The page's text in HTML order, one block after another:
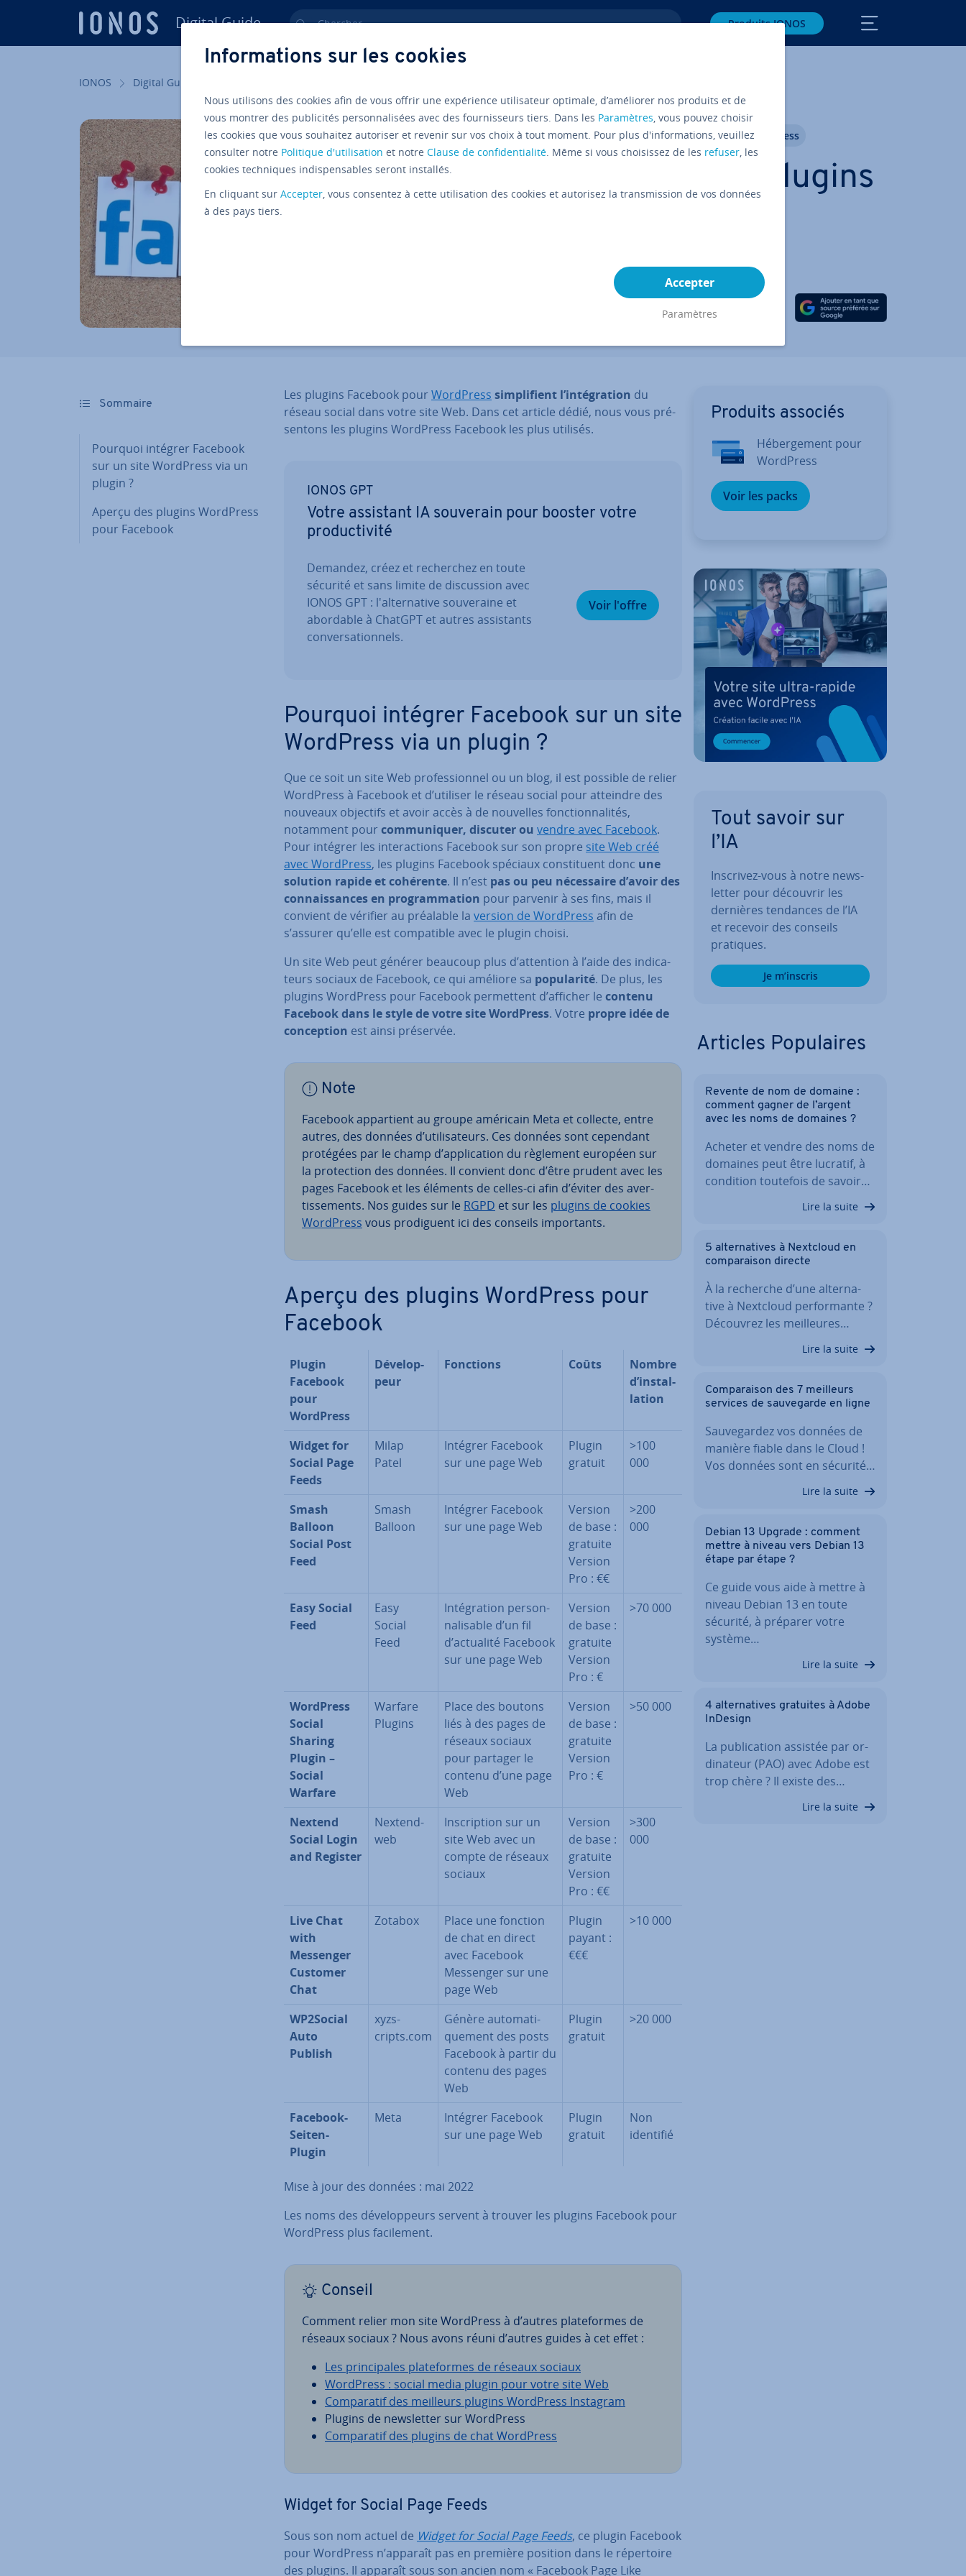
Digital Guide Chercher Produits IONOS
IONOS Digital Guide
Com­pa­rai­son des plugins
Facebook
Partager sur Facebook
Partager sur Twitter
Partager sur LinkedIn
Facebook Com­pa­ra­tif Wordpress Ex­ten­sions WordPress
Sommaire
Pourquoi intégrer Facebook
sur un site WordPress via un
plugin ?
Aperçu des plugins WordPress
pour Facebook
Les plugins Facebook pour WordPress sim­pli­fient l’in­té­gra­tion du
réseau social dans votre site Web. Dans cet article dédié, nous vous pré­
sen­tons les plugins WordPress Facebook les plus utilisés.
IONOS GPT
Votre assistant IA souverain pour booster votre
pro­duc­ti­vité
Demandez, créez et re­cher­chez en toute
sécurité et sans limite de dis­cus­sion avec
IONOS GPT : l'al­ter­na­tive sou­ve­raine et
abordable à ChatGPT et autres as­sis­tants
con­ver­sa­tion­nels.
Voir l'offre
Pourquoi intégrer Facebook sur un site
WordPress via un plugin ?
Que ce soit un site Web pro­fes­sion­nel ou un blog, il est possible de relier
WordPress à Facebook et d’utiliser le réseau social pour atteindre des
nouveaux objectifs et avoir accès à de nouvelles fonc­tion­na­li­tés,
notamment pour com­mu­ni­quer, discuter ou vendre avec Facebook.
Pour intégrer les in­te­rac­tions Facebook sur son propre site Web créé
avec WordPress, les plugins Facebook spéciaux cons­ti­tuent donc une
solution rapide et cohérente. Il n’est pas ou peu né­ces­saire d’avoir des
con­nais­sances en pro­gram­ma­tion pour parvenir à ses fins, mais il
convient de vérifier au préalable la version de WordPress afin de
s’assurer qu’elle est com­pa­tible avec le plugin choisi.
Un site Web peut générer beaucoup plus d’attention à l’aide des in­di­ca­
teurs sociaux de Facebook, ce qui améliore sa po­pu­la­rité. De plus, les
plugins WordPress pour Facebook per­met­tent d’afficher le contenu
Facebook dans le style de votre site WordPress. Votre propre idée de
con­cep­tion est ainsi préservée.
Note
Facebook ap­par­tient au groupe américain Meta et collecte, entre
autres, des données d’uti­li­sa­teurs. Ces données sont cependant
protégées par le champ d’ap­pli­ca­tion du règlement européen sur
la pro­tec­tion des données. Il convient donc d’être prudent avec les
pages Facebook et les éléments de celles-ci afin d’éviter des aver­
tis­se­ments. Nos guides sur le RGPD et sur les plugins de cookies
WordPress vous pro­di­guent ici des conseils im­por­tants.
Aperçu des plugins WordPress pour
Facebook
Plugin
Facebook
pour
WordPress
Dé­ve­lop­
peur
Fonctions Coûts
Nombre
d’ins­tal­
la­tion
Widget for
Social Page
Feeds
Milap
Patel
Intégrer Facebook
sur une page Web
Plugin
gratuit
>100
000
Smash
Balloon
Social Post
Feed
Smash
Balloon
Intégrer Facebook
sur une page Web
Version
de base :
gratuite
Version
Pro : €€
>200
000
Easy Social
Feed
Easy
Social
Feed
In­té­gra­tion per­son­
na­li­sable d’un fil
d’actualité Facebook
sur une page Web
Version
de base :
gratuite
Version
Pro : €
>70 000
WordPress
Social
Sharing
Plugin –
Social
Warfare
Warfare
Plugins
Place des boutons
liés à des pages de
réseaux sociaux
pour partager le
contenu d’une page
Web
Version
de base :
gratuite
Version
Pro : €
>50 000
Nextend
Social Login
and Register
Nex­tend­
web
Ins­crip­tion sur un
site Web avec un
compte de réseaux
sociaux
Version
de base :
gratuite
Version
Pro : €€
>300
000
Live Chat
with
Messenger
Customer
Chat
Zotabox
Place une fonction
de chat en direct
avec Facebook
Messenger sur une
page Web
Plugin
payant :
€€€
>10 000
WP2Social
Auto
Publish
xyzs­
cripts.com
Génère au­to­ma­ti­
que­ment des posts
Facebook à partir du
contenu des pages
Web
Plugin
gratuit
>20 000
Facebook-
Seiten-
Plugin
Meta
Intégrer Facebook
sur une page Web
Plugin
gratuit
Non
identifié
Mise à jour des données : mai 2022
Les noms des dé­ve­lop­peurs servent à trouver les plugins Facebook pour
WordPress plus fa­ci­le­ment.
Conseil
Comment relier mon site WordPress à d’autres pla­te­formes de
réseaux sociaux ? Nous avons réuni d’autres guides à cet effet :
Les prin­ci­pales pla­te­formes de réseaux sociaux
WordPress : social media plugin pour votre site Web
Com­pa­ra­tif des meilleurs plugins WordPress Instagram
Plugins de news­let­ter sur WordPress
Com­pa­ra­tif des plugins de chat WordPress
Widget for Social Page Feeds
Sous son nom actuel de Widget for Social Page Feeds, ce plugin Facebook
pour WordPress n’apparaît pas en première position dans le ré­per­toire
des plugins. Il apparaît sous son ancien nom « Facebook Page Like
Produits associés
Hé­ber­ge­ment pour
WordPress
Voir les packs
Tout savoir sur
l’IA
Inscrivez-vous à notre news­
let­ter pour découvrir les
dernières tendances de l’IA
et recevoir des conseils
pratiques.
Je m’inscris
Articles Po­pu­laires
Revente de nom de domaine :
comment gagner de l’argent
avec les noms de domaines ?
Acheter et vendre des noms de
domaines peut être lucratif, à
condition toutefois de savoir…
Lire la suite
5 al­ter­na­tives à Nextcloud en
com­pa­rai­son directe
À la recherche d’une al­ter­na­
tive à Nextcloud per­for­mante ?
Découvrez les meil­leures…
Lire la suite
Com­pa­rai­son des 7 meilleurs
services de sau­ve­garde en ligne
Sau­ve­gar­dez vos données de
manière fiable dans le Cloud !
Vos données sont en sécurité…
Lire la suite
Debian 13 Upgrade : comment
mettre à niveau vers Debian 13
étape par étape ?
Ce guide vous aide à mettre à
niveau Debian 13 en toute
sécurité, à préparer votre
système…
Lire la suite
4 al­ter­na­tives gratuites à Adobe
InDesign
La pu­bli­ca­tion assistée par or­
di­na­teur (PAO) avec Adobe est
trop chère ? Il existe des…
Lire la suite
Informations sur les cookies
Nous utilisons des cookies afin de vous offrir une expérience utilisateur optimale, d’améliorer nos produits et de
vous montrer des publicités personnalisées avec des fournisseurs tiers. Dans les Paramètres, vous pouvez choisir
les cookies que vous souhaitez autoriser et revenir sur vos choix à tout moment. Pour plus d'informations, veuillez
consulter notre Politique d'utilisation et notre Clause de confidentialité. Même si vous choisissez de les refuser, les
cookies techniques indispensables seront installés.
En cliquant sur Accepter, vous consentez à cette utilisation des cookies et autorisez la transmission de vos données
à des pays tiers.
Accepter
Paramètres